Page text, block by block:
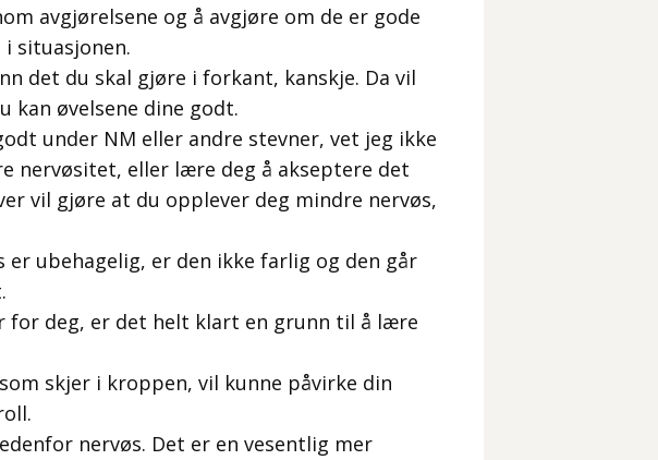
avgjørelsene og å avgjøre om de er gode
situasjonen.
det du skal gjøre i forkant, kanskje. Da vil
kan øvelsene dine godt.
under NM eller andre stevner, vet jeg ikke
nervøsitet, eller lære deg å akseptere det
vil gjøre at du opplever deg mindre nervøs,
er ubehagelig, er den ikke farlig og den går
for deg, er det helt klart en grunn til å lære
skjer i kroppen, vil kunne påvirke din
nervøs. Det er en vesentlig mer